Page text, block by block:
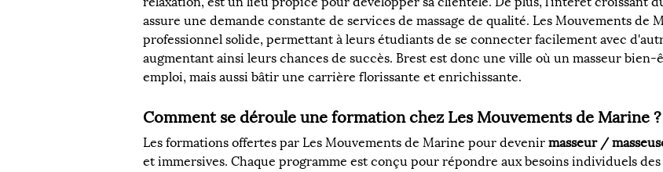
assure une demande constante de services de massage de qualité. Les Mouvements de
professionnel solide, permettant à leurs étudiants de se connecter facilement avec
augmentant ainsi leurs chances de succès. Brest est donc une ville où un masseur
emploi, mais aussi bâtir une carrière florissante et enrichissante.
Comment se déroule une formation chez Les Mouvements de Marine ?
Les formations offertes par Les Mouvements de Marine pour devenir masseur /
et immersives. Chaque programme est conçu pour répondre aux besoins individuels